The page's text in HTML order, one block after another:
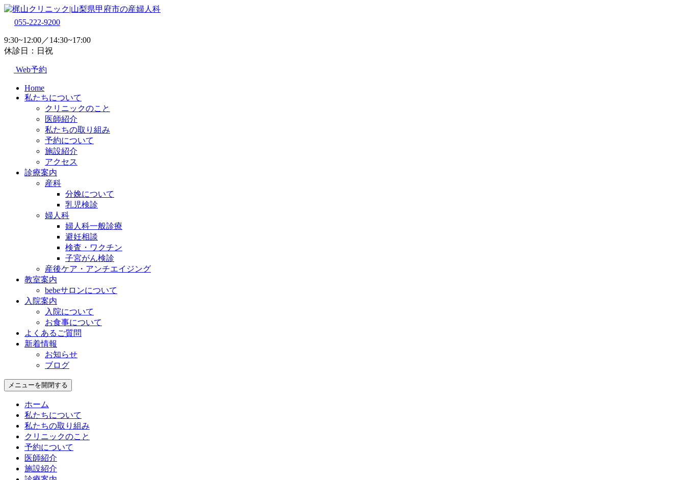
055-222-9200
9:30~12:00／14:30~17:00
休診日：日祝
Web予約
Home
私たちについて
クリニックのこと
医師紹介
私たちの取り組み
予約について
施設紹介
アクセス
診療案内
産科
分娩について
乳児検診
婦人科
婦人科一般診療
避妊相談
検査・ワクチン
子宮がん検診
産後ケア・アンチエイジング
教室案内
bebeサロンについて
入院案内
入院について
お食事について
よくあるご質問
新着情報
お知らせ
ブログ
メニューを開閉する
ホーム
私たちについて
私たちの取り組み
クリニックのこと
予約について
医師紹介
施設紹介